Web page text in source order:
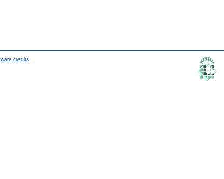
credits